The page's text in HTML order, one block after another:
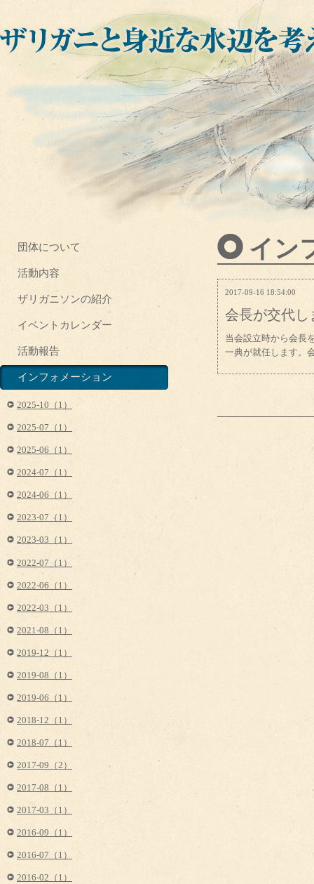
イン
2017-09-16 18:54:00
会長が交代し
当会設立時から会長
一典が就任します。
団体について
活動内容
ザリガニソンの紹介
イベントカレンダー
活動報告
インフォメーション
2025-10（1）
2025-07（1）
2025-06（1）
2024-07（1）
2024-06（1）
2023-07（1）
2023-03（1）
2022-07（1）
2022-06（1）
2022-03（1）
2021-08（1）
2019-12（1）
2019-08（1）
2019-06（1）
2018-12（1）
2018-07（1）
2017-09（2）
2017-08（1）
2017-03（1）
2016-09（1）
2016-07（1）
2016-02（1）